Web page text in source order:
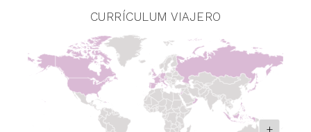
CURRÍCULUM VIAJERO